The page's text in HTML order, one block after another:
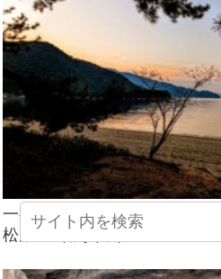
一夜にして生まれた伝説残る
松原』（敦賀市）